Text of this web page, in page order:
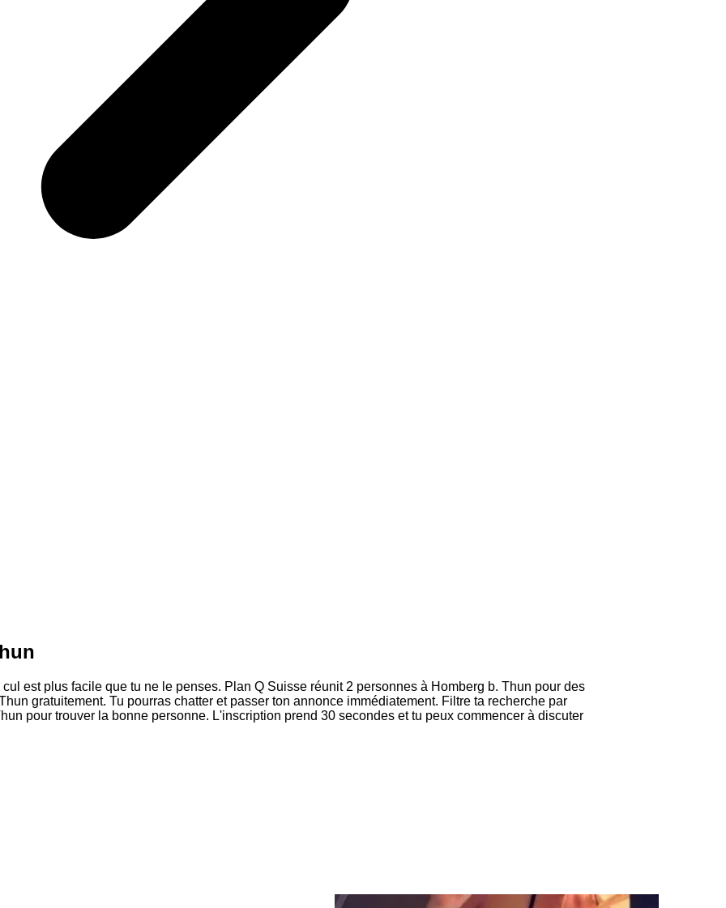
est plus facile que tu ne le penses. Plan Q Suisse réunit 2 personnes à Homberg b. Thun pour des
gratuitement. Tu pourras chatter et passer ton annonce immédiatement. Filtre ta recherche par
pour trouver la bonne personne. L'inscription prend 30 secondes et tu peux commencer à discuter